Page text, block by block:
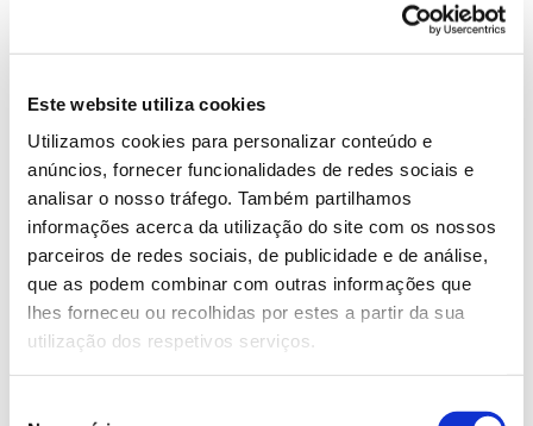
Este website utiliza cookies
Utilizamos cookies para personalizar conteúdo e
anúncios, fornecer funcionalidades de redes sociais e
analisar o nosso tráfego. Também partilhamos
informações acerca da utilização do site com os nossos
parceiros de redes sociais, de publicidade e de análise,
que as podem combinar com outras informações que
lhes forneceu ou recolhidas por estes a partir da sua
utilização dos respetivos serviços.
se regulam, em resposta ao clima, à vegetação
dominante e às interações entre espécies e ambiente.
compreender como essas grandes comunidades se
formaram ao longo da história da Terra, através da
evolução das espécies e da sua distribuição
geográfica.
Em paralelo, o conceito pode aplicar-se a diferentes
níveis espaciais significativos, incluindo zonas
climáticas globais, continentes e paisagens em
escalas subcontinentais ou suprarregionais. Assim,
acompanham as zonas climáticas terrestres), de